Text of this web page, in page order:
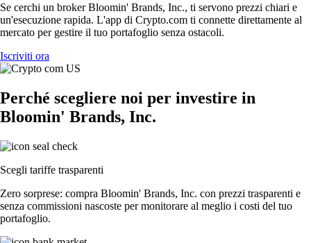
Se cerchi un broker Bloomin' Brands, Inc., ti servono prezzi chiari e
un'esecuzione rapida. L'app di Crypto.com ti connette direttamente al
mercato per gestire il tuo portafoglio senza ostacoli.
Iscriviti ora
Perché scegliere noi per investire in
Bloomin' Brands, Inc.
Scegli tariffe trasparenti
Zero sorprese: compra Bloomin' Brands, Inc. con prezzi trasparenti e
senza commissioni nascoste per monitorare al meglio i costi del tuo
portafoglio.